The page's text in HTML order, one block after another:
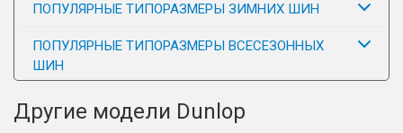
ПОПУЛЯРНЫЕ ТИПОРАЗМЕРЫ ЗИМНИХ ШИН
ПОПУЛЯРНЫЕ ТИПОРАЗМЕРЫ ВСЕСЕЗОННЫХ
ШИН
Другие модели Dunlop